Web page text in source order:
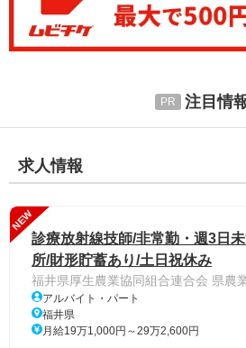
注目情
求人情報
NEW
診療放射線技師/非常勤・週3日
所/財形貯蓄あり/土日祝休み
福井県厚生農業協同組合連合会 県農
アルバイト・パート
福井県
月給19万1,000円～29万2,600円